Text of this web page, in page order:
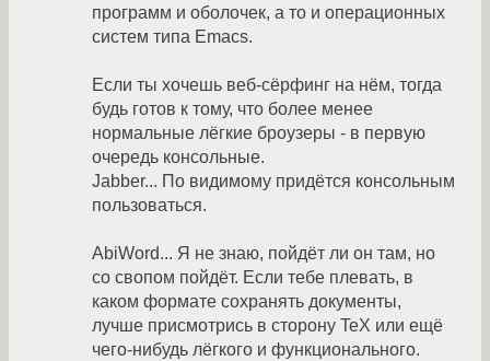
программ и оболочек, а то и операционных
систем типа Emacs.
Если ты хочешь веб-сёрфинг на нём, тогда
будь готов к тому, что более менее
нормальные лёгкие броузеры - в первую
очередь консольные.
Jabber... По видимому придётся консольным
пользоваться.
AbiWord... Я не знаю, пойдёт ли он там, но
со свопом пойдёт. Если тебе плевать, в
каком формате сохранять документы,
лучше присмотрись в сторону TeX или ещё
чего-нибудь лёгкого и функционального.